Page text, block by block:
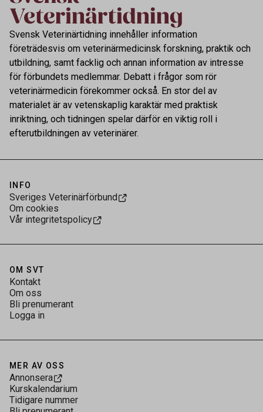
Svensk Veterinärtidning innehåller information
företrädesvis om veterinärmedicinsk forskning, praktik och
utbildning, samt facklig och annan information av intresse
för förbundets medlemmar. Debatt i frågor som rör
veterinärmedicin förekommer också. En stor del av
materialet är av vetenskaplig karaktär med praktisk
inriktning, och tidningen spelar därför en viktig roll i
efterutbildningen av veterinärer.
INFO
Sveriges Veterinärförbund
Om cookies
Vår integritetspolicy
OM SVT
Kontakt
Om oss
Bli prenumerant
Logga in
MER AV OSS
Annonsera
Kurskalendarium
Tidigare nummer